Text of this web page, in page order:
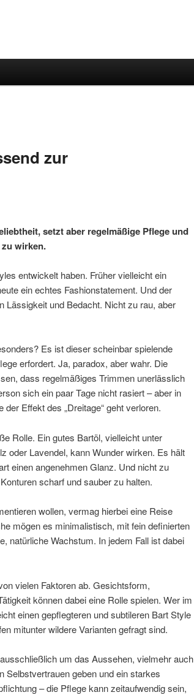
zur
setzt aber regelmäßige Pflege und
wirken.
entwickelt haben. Früher vielleicht ein
ein echtes Fashionstatement. Und der
Lässigkeit und Bedacht. Nicht zu rau, aber
Es ist dieser scheinbar spielende
erfordert. Ja, paradox, aber wahr. Die
dass regelmäßiges Trimmen unerlässlich
sich ein paar Tage nicht rasiert – aber in
Effekt des „Dreitage“ geht verloren.
Rolle. Ein gutes Bartöl, vielleicht unter
oder Lavendel, kann Wunder wirken. Es hält
einen angenehmen Glanz. Und nicht zu
scharf und sauber zu halten.
wollen, vermag hierbei eine Reise
mögen es minimalistisch, mit fein definierten
natürliche Wachstum. In jedem Fall ist dabei
vielen Faktoren ab. Gesichtsform,
können dabei eine Rolle spielen. Wer im
einen gepflegteren und subtileren Bart Style
mitunter wildere Varianten gefragt sind.
um das Aussehen, vielmehr auch
Selbstvertrauen geben und ein starkes
– die Pflege kann zeitaufwendig sein,